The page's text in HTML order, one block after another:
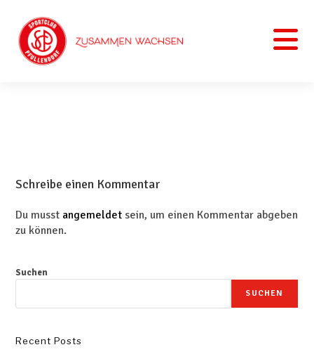
Schreibe einen Kommentar
Du musst angemeldet sein, um einen Kommentar abgeben
zu können.
Suchen
SUCHEN
Recent Posts